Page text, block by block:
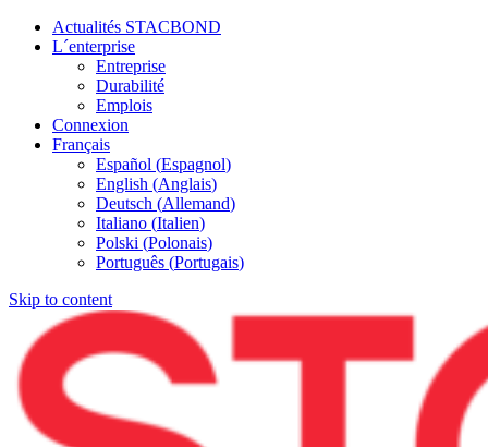
Actualités STACBOND
L´enterprise
Entreprise
Durabilité
Emplois
Connexion
Français
Español (Espagnol)
English (Anglais)
Deutsch (Allemand)
Italiano (Italien)
Polski (Polonais)
Português (Portugais)
Skip to content